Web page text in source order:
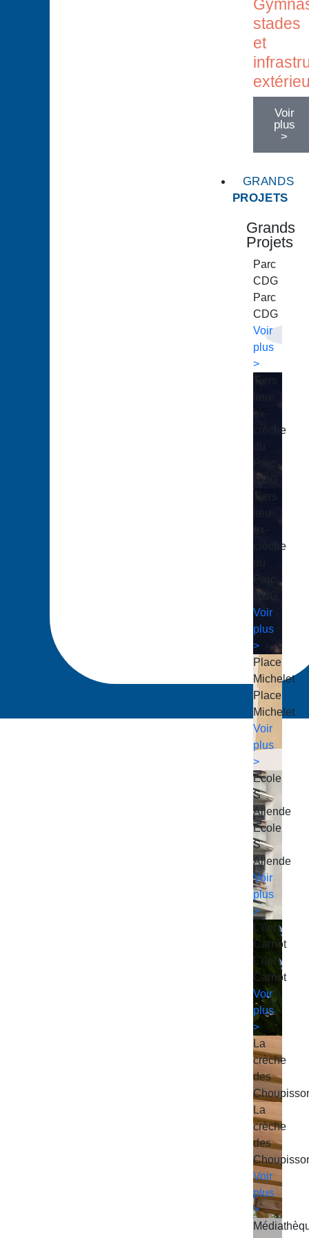
stades
et
Voir
plus
>
GRANDS
PROJETS
Grands
Projets
Parc
CDG
Parc
CDG
Voir
plus
>
Tiers
crèche
CDG
Tiers
crèche
CDG
Voir
plus
>
Place
Michelet
Place
Michelet
Voir
plus
>
Ecole
S
Allende
Ecole
S
Allende
Voir
plus
>
L’ilot
Carnot
L’ilot
Carnot
Voir
plus
>
La
crèche
des
La
crèche
des
Voir
plus
>